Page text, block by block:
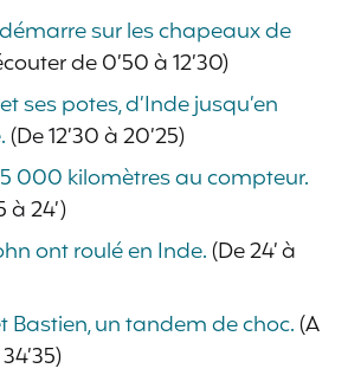
sur les chapeaux de
de 0’50 à 12’30)
ses potes, d’Inde jusqu’en
(De 12’30 à 20’25)
000 kilomètres au compteur.
à 24’)
ont roulé en Inde.(De 24’ à
Bastien, un tandem de choc.(A